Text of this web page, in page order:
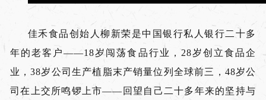
佳禾食品创始人柳新荣是中国银行私人银行二十多
年的老客户——18岁闯荡食品行业，28岁创立食品企
业，38岁公司生产植脂末产销量位列全球前三，48岁公
司在上交所鸣锣上市——回望自己二十多年来的坚持与